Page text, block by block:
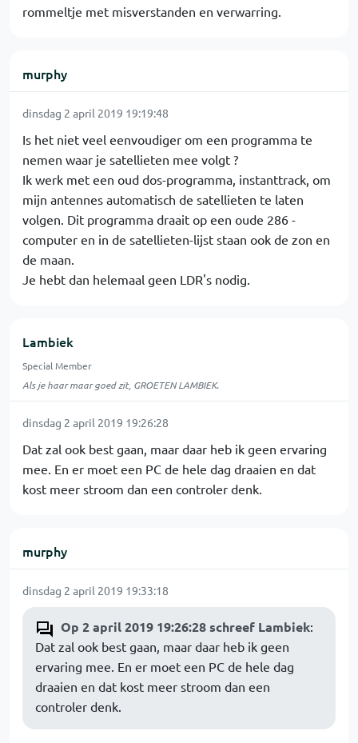
rommeltje met misverstanden en verwarring.
murphy
dinsdag 2 april 2019 19:19:48
Is het niet veel eenvoudiger om een programma te
nemen waar je satellieten mee volgt ?
Ik werk met een oud dos-programma, instanttrack, om
mijn antennes automatisch de satellieten te laten
volgen. Dit programma draait op een oude 286 -
computer en in de satellieten-lijst staan ook de zon en
de maan.
Je hebt dan helemaal geen LDR's nodig.
Lambiek
Special Member
Als je haar maar goed zit, GROETEN LAMBIEK.
dinsdag 2 april 2019 19:26:28
Dat zal ook best gaan, maar daar heb ik geen ervaring
mee. En er moet een PC de hele dag draaien en dat
kost meer stroom dan een controler denk.
murphy
dinsdag 2 april 2019 19:33:18
Op 2 april 2019 19:26:28 schreef Lambiek:
Dat zal ook best gaan, maar daar heb ik geen
ervaring mee. En er moet een PC de hele dag
draaien en dat kost meer stroom dan een
controler denk.